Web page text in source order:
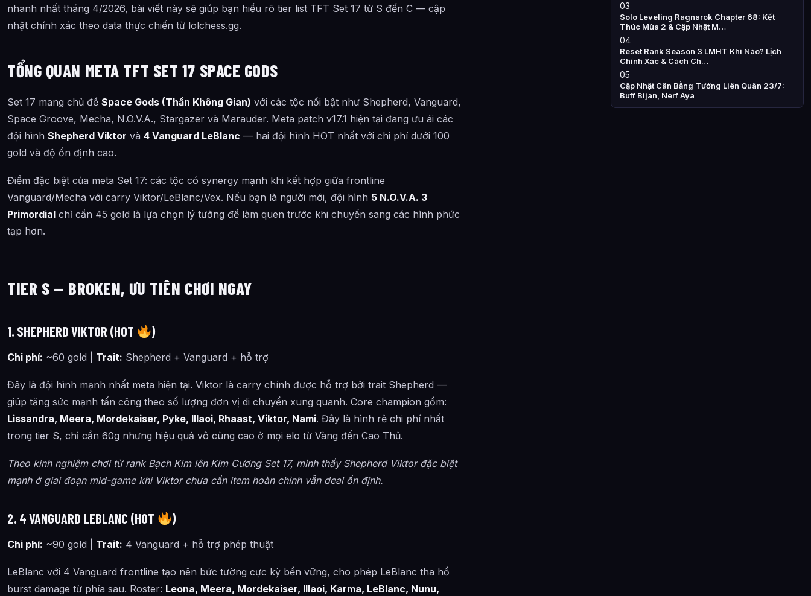
nhanh nhất tháng 4/2026, bài viết này sẽ giúp bạn hiểu rõ tier list TFT Set 17 từ S đến C — cập
nhật chính xác theo data thực chiến từ lolchess.gg.
TỔNG QUAN META TFT SET 17 SPACE GODS
Set 17 mang chủ đề Space Gods (Thần Không Gian) với các tộc nổi bật như Shepherd, Vanguard,
Space Groove, Mecha, N.O.V.A., Stargazer và Marauder. Meta patch v17.1 hiện tại đang ưu ái các
đội hình Shepherd Viktor và 4 Vanguard LeBlanc — hai đội hình HOT nhất với chi phí dưới 100
gold và độ ổn định cao.
Điểm đặc biệt của meta Set 17: các tộc có synergy mạnh khi kết hợp giữa frontline
Vanguard/Mecha với carry Viktor/LeBlanc/Vex. Nếu bạn là người mới, đội hình 5 N.O.V.A. 3
Primordial chỉ cần 45 gold là lựa chọn lý tưởng để làm quen trước khi chuyển sang các hình phức
tạp hơn.
TIER S — BROKEN, ƯU TIÊN CHƠI NGAY
1. SHEPHERD VIKTOR (HOT )
Chi phí: ~60 gold | Trait: Shepherd + Vanguard + hỗ trợ
Đây là đội hình mạnh nhất meta hiện tại. Viktor là carry chính được hỗ trợ bởi trait Shepherd —
giúp tăng sức mạnh tấn công theo số lượng đơn vị di chuyển xung quanh. Core champion gồm:
Lissandra, Meera, Mordekaiser, Pyke, Illaoi, Rhaast, Viktor, Nami. Đây là hình rẻ chi phí nhất
trong tier S, chỉ cần 60g nhưng hiệu quả vô cùng cao ở mọi elo từ Vàng đến Cao Thủ.
Theo kinh nghiệm chơi từ rank Bạch Kim lên Kim Cương Set 17, mình thấy Shepherd Viktor đặc biệt
mạnh ở giai đoạn mid-game khi Viktor chưa cần item hoàn chỉnh vẫn deal ổn định.
2. 4 VANGUARD LEBLANC (HOT )
Chi phí: ~90 gold | Trait: 4 Vanguard + hỗ trợ phép thuật
LeBlanc với 4 Vanguard frontline tạo nên bức tường cực kỳ bền vững, cho phép LeBlanc tha hồ
burst damage từ phía sau. Roster: Leona, Meera, Mordekaiser, Illaoi, Karma, LeBlanc, Nunu,
03
Solo Leveling Ragnarok Chapter 68: Kết
Thúc Mùa 2 & Cập Nhật M…
04
Reset Rank Season 3 LMHT Khi Nào? Lịch
Chính Xác & Cách Ch…
05
Cập Nhật Cân Bằng Tướng Liên Quân 23/7:
Buff Bijan, Nerf Aya